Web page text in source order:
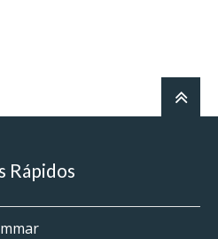
Rápidos